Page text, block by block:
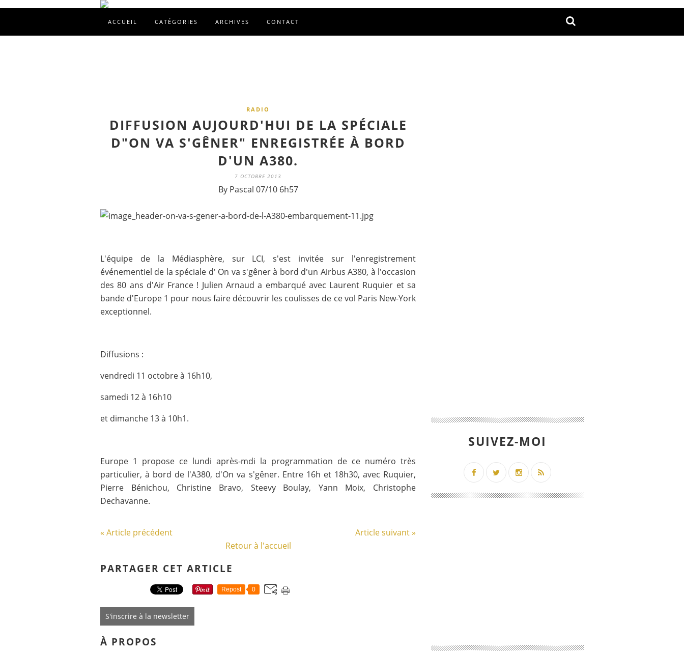
ACCUEIL CATÉGORIES ARCHIVES CONTACT
RADIO
DIFFUSION AUJOURD'HUI DE LA SPÉCIALE
D"ON VA S'GÊNER" ENREGISTRÉE À BORD
D'UN A380.
7 OCTOBRE 2013
By Pascal 07/10 6h57
L'équipe de la Médiasphère, sur LCI, s'est invitée sur l'enregistrement
événementiel de la spéciale d' On va s'gêner à bord d'un Airbus A380, à l'occasion
des 80 ans d'Air France ! Julien Arnaud a embarqué avec Laurent Ruquier et sa
bande d'Europe 1 pour nous faire découvrir les coulisses de ce vol Paris New-York
exceptionnel.
Diffusions :
vendredi 11 octobre à 16h10,
samedi 12 à 16h10
et dimanche 13 à 10h1.
Europe 1 propose ce lundi après-mdi la programmation de ce numéro très
particulier, à bord de l'A380, d'On va s'gêner. Entre 16h et 18h30, avec Ruquier,
Pierre Bénichou, Christine Bravo, Steevy Boulay, Yann Moix, Christophe
Dechavanne.
« Article précédent
Article suivant »
Retour à l'accueil
PARTAGER CET ARTICLE
Repost 0
S'inscrire à la newsletter
À PROPOS
SUIVEZ-MOI